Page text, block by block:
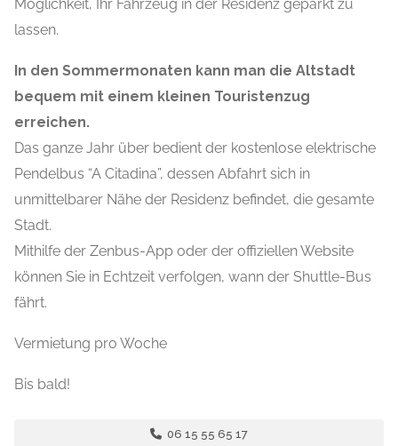
Möglichkeit, Ihr Fahrzeug in der Residenz geparkt zu
lassen.
In den Sommermonaten kann man die Altstadt
bequem mit einem kleinen Touristenzug
erreichen.
Das ganze Jahr über bedient der kostenlose elektrische
Pendelbus “A Citadina”, dessen Abfahrt sich in
unmittelbarer Nähe der Residenz befindet, die gesamte
Stadt.
Mithilfe der Zenbus-App oder der offiziellen Website
können Sie in Echtzeit verfolgen, wann der Shuttle-Bus
fährt.
Vermietung pro Woche
Bis bald!
06 15 55 65 17